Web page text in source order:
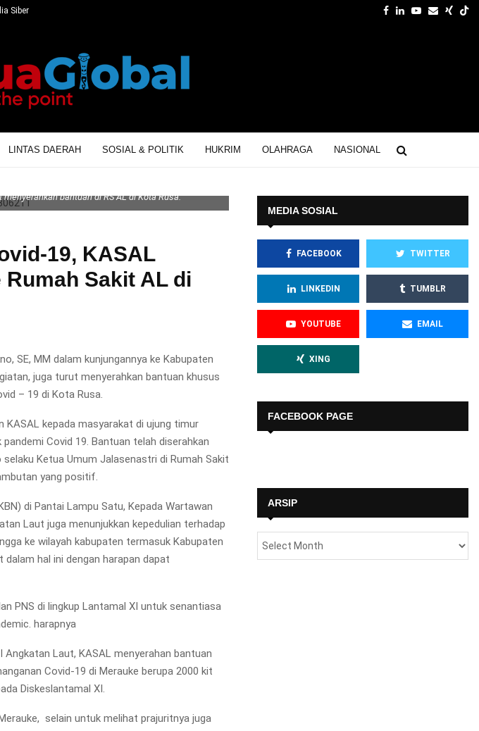
Siber Facebook
LinkedinYoutube
EmailXing
LINTAS DAERAH SOSIAL & POLITIK HUKRIM OLAHRAGA NASIONAL
bantuan di RS AL di Kota Rusa.
19, KASAL
Sakit AL di
SE, MM dalam kunjungannya ke Kabupaten
juga turut menyerahkan bantuan khusus
– 19 di Kota Rusa.
kepada masyarakat di ujung timur
Covid 19. Bantuan telah diserahkan
Ketua Umum Jalasenastri di Rumah Sakit
yang positif.
di Pantai Lampu Satu, Kepada Wartawan
Laut juga menunjukkan kepedulian terhadap
ke wilayah kabupaten termasuk Kabupaten
hal ini dengan harapan dapat
PNS di lingkup Lantamal XI untuk senantiasa
harapnya
Laut, KASAL menyerahan bantuan
Covid-19 di Merauke berupa 2000 kit
Diskeslantamal XI.
selain untuk melihat prajuritnya juga
MEDIA SOSIAL
FACEBOOK TWITTER
LINKEDIN TUMBLR
YOUTUBE EMAIL
XING
FACEBOOK PAGE
ARSIP